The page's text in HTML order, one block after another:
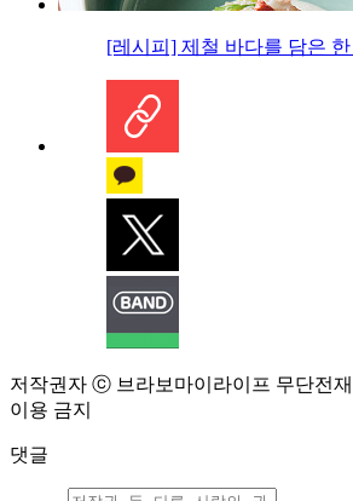
[레시피] 제철 바다를 담은
저작권자 ⓒ 브라보마이라이프 무단전
이용 금지
댓글